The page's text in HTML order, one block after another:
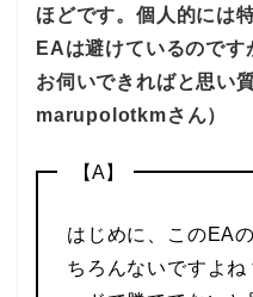
ほどです。個人的には
EAは避けているのです
お伺いできればと思い
marupolotkmさん）
【A】
はじめに、このEA
ちろんないですよ